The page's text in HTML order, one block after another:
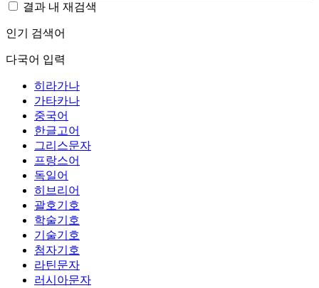
결과 내 재검색
인기 검색어
다국어 입력
히라가나
가타카나
중국어
한글고어
그리스문자
프랑스어
독일어
히브리어
괄호기호
학술기호
기술기호
첨자기호
라틴문자
러시아문자